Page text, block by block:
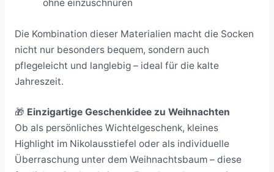
ohne einzuschnüren
Die Kombination dieser Materialien macht die Socken
nicht nur besonders bequem, sondern auch
pflegeleicht und langlebig – ideal für die kalte
Jahreszeit.
🎁 Einzigartige Geschenkidee zu Weihnachten
Ob als persönliches Wichtelgeschenk, kleines
Highlight im Nikolausstiefel oder als individuelle
Überraschung unter dem Weihnachtsbaum – diese